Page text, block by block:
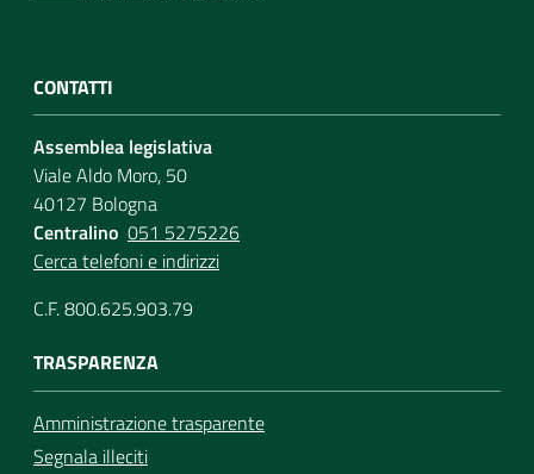
CONTATTI
Assemblea legislativa
Viale Aldo Moro, 50
40127 Bologna
Centralino 051 5275226
Cerca telefoni e indirizzi
C.F. 800.625.903.79
TRASPARENZA
Amministrazione trasparente
Segnala illeciti